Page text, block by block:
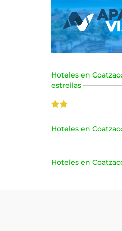
Hoteles en
estrellas
Hoteles en
Hoteles en